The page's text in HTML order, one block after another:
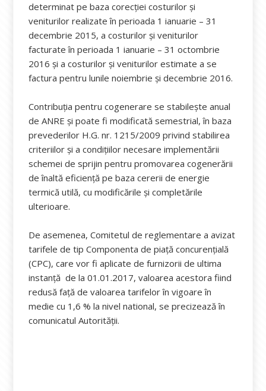
determinat pe baza corecţiei costurilor şi
veniturilor realizate în perioada 1 ianuarie – 31
decembrie 2015, a costurilor şi veniturilor
facturate în perioada 1 ianuarie – 31 octombrie
2016 şi a costurilor şi veniturilor estimate a se
factura pentru lunile noiembrie și decembrie 2016.
Contribuţia pentru cogenerare se stabileşte anual
de ANRE şi poate fi modificată semestrial, în baza
prevederilor H.G. nr. 1215/2009 privind stabilirea
criteriilor şi a condiţiilor necesare implementării
schemei de sprijin pentru promovarea cogenerării
de înaltă eficienţă pe baza cererii de energie
termică utilă, cu modificările și completările
ulterioare.
De asemenea, Comitetul de reglementare a avizat
tarifele de tip Componenta de piață concurențială
(CPC), care vor fi aplicate de furnizorii de ultima
instanță de la 01.01.2017, valoarea acestora fiind
redusă față de valoarea tarifelor în vigoare în
medie cu 1,6 % la nivel national, se precizează în
comunicatul Autorității.